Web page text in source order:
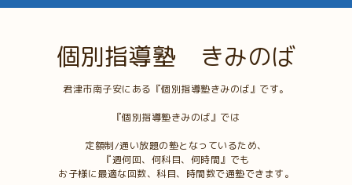
個別指導塾 きみのば
君津市南子安にある『個別指導塾きみのば』です。
『個別指導塾きみのば』では
定額制/通い放題の塾となっているため、
『週何回、何科目、何時間』でも
お子様に最適な回数、科目、時間数で通塾できます。